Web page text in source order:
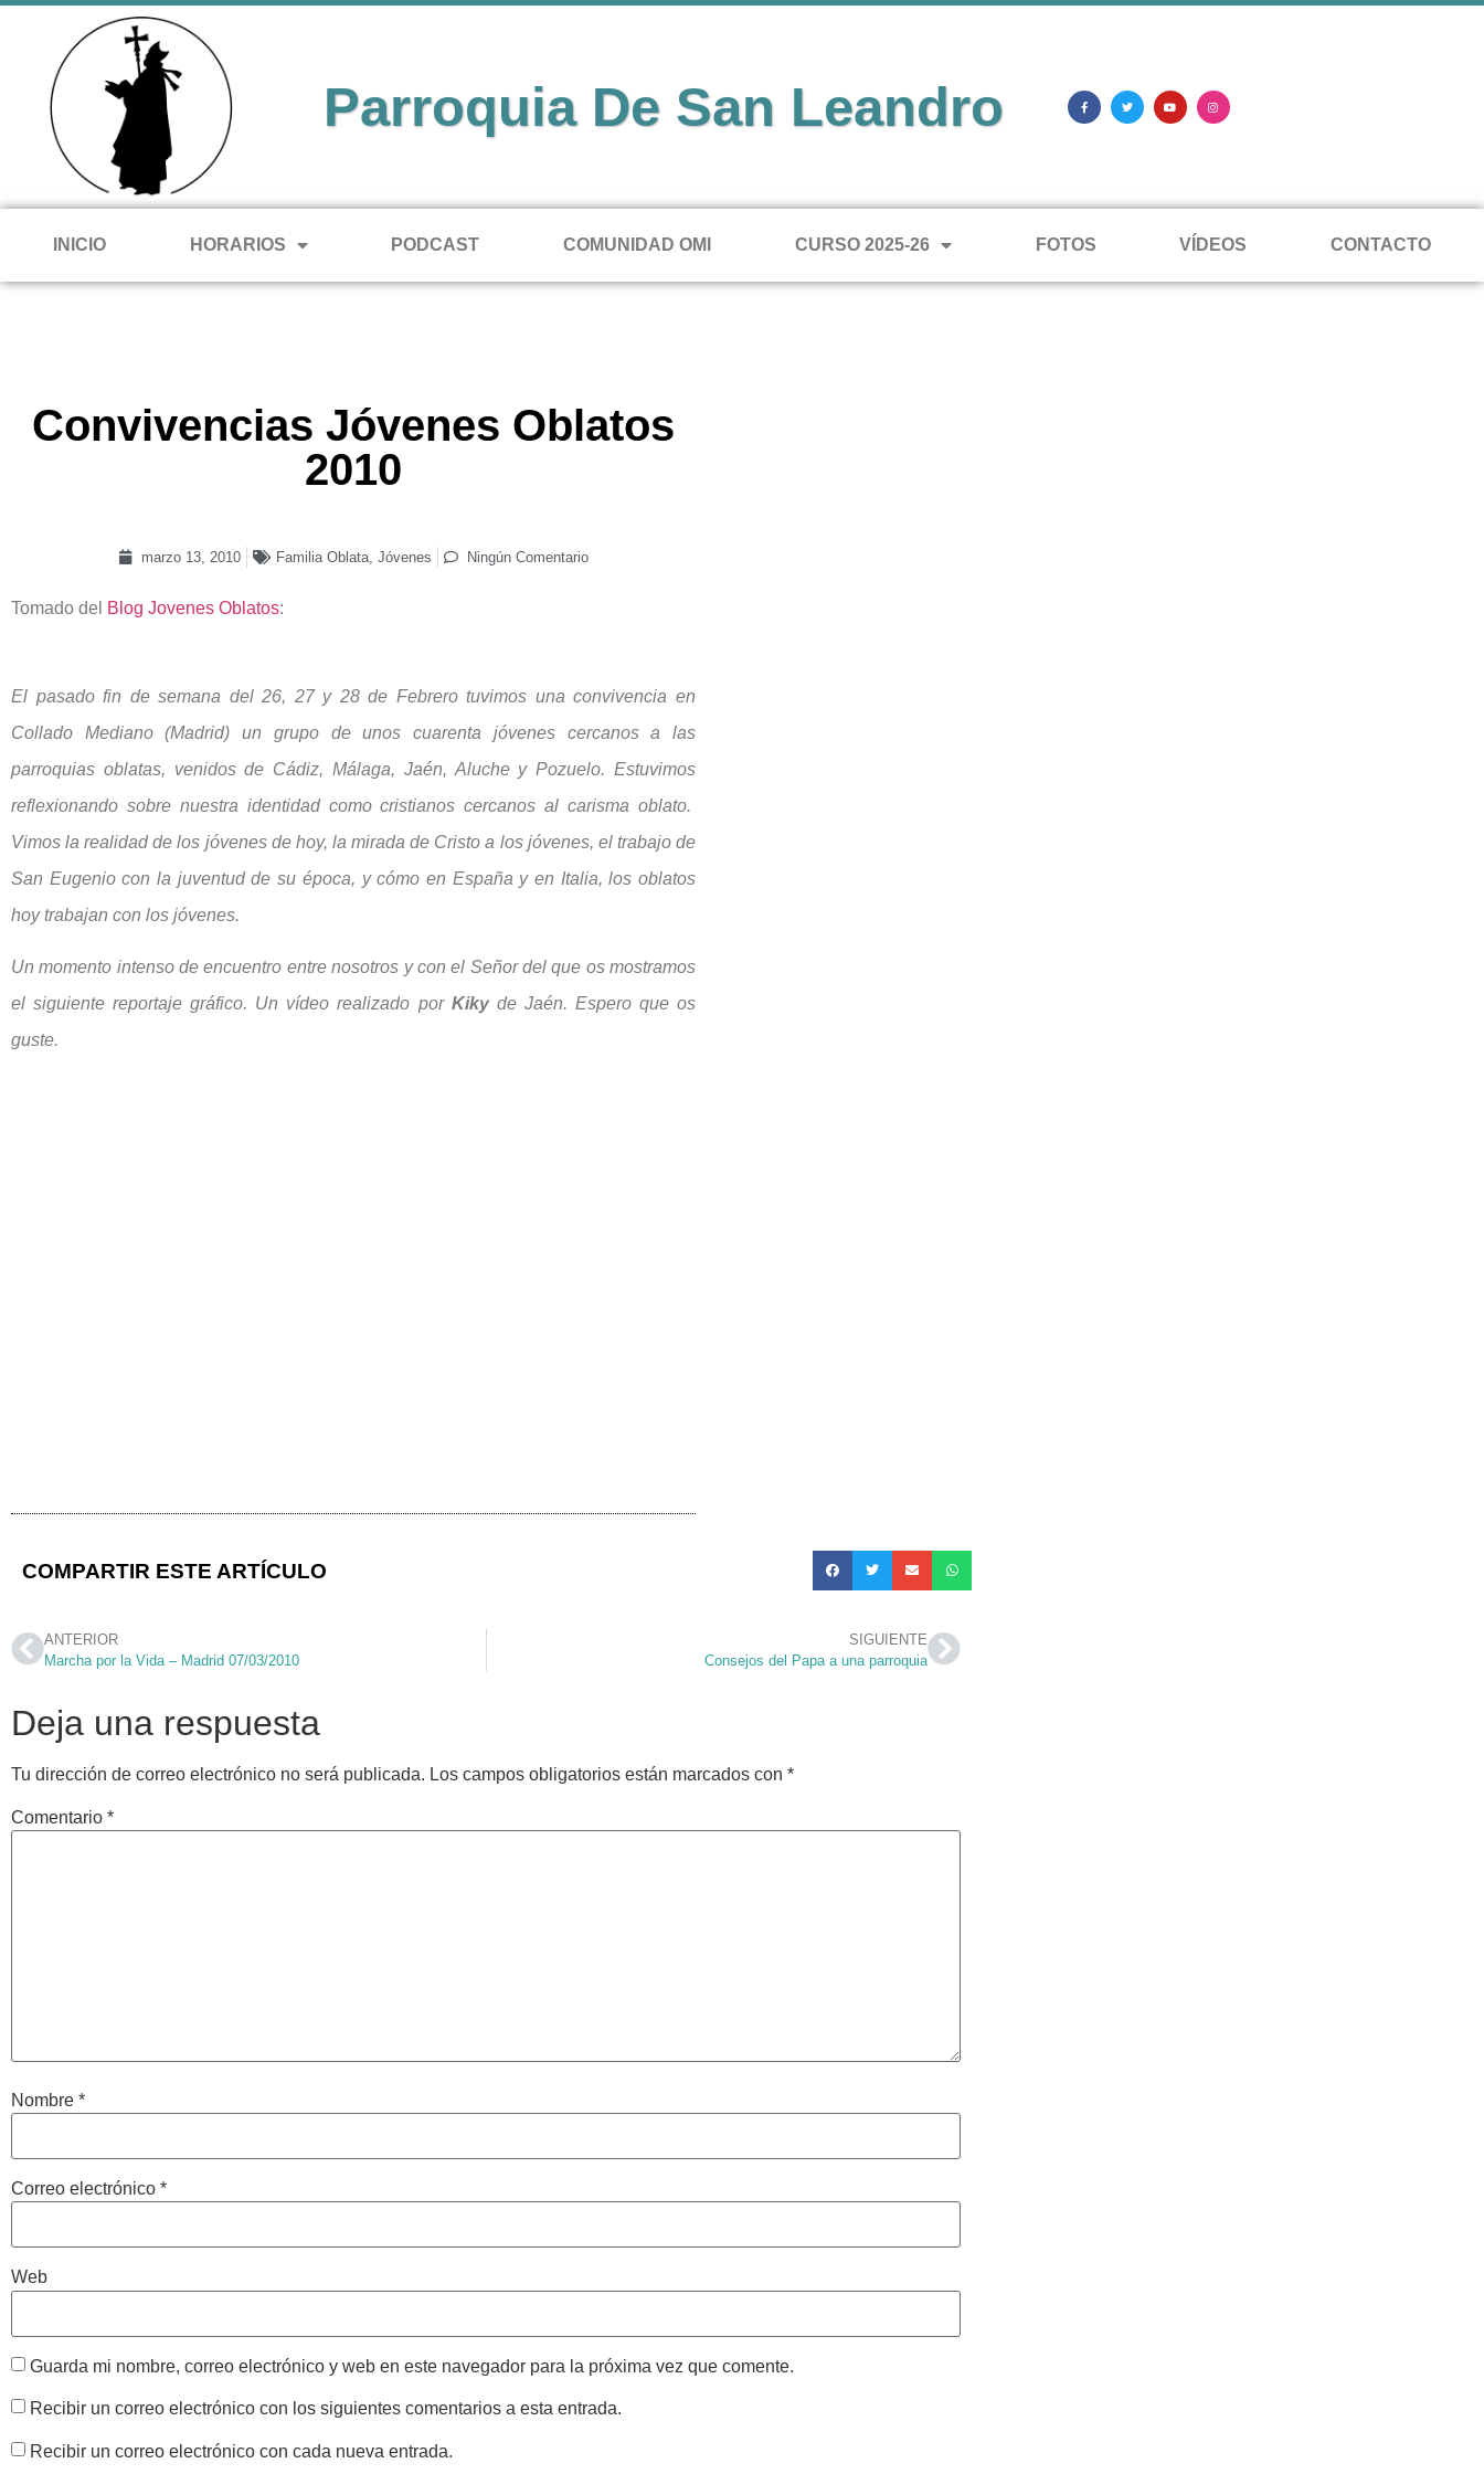
Parroquia De San Leandro
INICIO HORARIOS PODCAST COMUNIDAD OMI CURSO 2025-26 FOTOS VÍDEOS CONTACTO
Convivencias Jóvenes Oblatos
2010
marzo 13, 2010 Familia Oblata Jóvenes Ningún Comentario
Tomado del Blog Jovenes Oblatos:
El pasado fin de semana del 26, 27 y 28 de Febrero tuvimos una convivencia en
Collado Mediano (Madrid) un grupo de unos cuarenta jóvenes cercanos a las
parroquias oblatas, venidos de Cádiz, Málaga, Jaén, Aluche y Pozuelo. Estuvimos
reflexionando sobre nuestra identidad como cristianos cercanos al carisma oblato.
Vimos la realidad de los jóvenes de hoy, la mirada de Cristo a los jóvenes, el trabajo de
San Eugenio con la juventud de su época, y cómo en España y en Italia, los oblatos
hoy trabajan con los jóvenes.
Un momento intenso de encuentro entre nosotros y con el Señor del que os mostramos
el siguiente reportaje gráfico. Un vídeo realizado por Kikyde Jaén. Espero que os
guste.
COMPARTIR ESTE ARTÍCULO
ANTERIOR
Marcha por la Vida – Madrid 07/03/2010
SIGUIENTE
Consejos del Papa a una parroquia
Deja una respuesta
Tu dirección de correo electrónico no será publicada. Los campos obligatorios están marcados con *
Comentario *
Nombre *
Correo electrónico *
Web
Guarda mi nombre, correo electrónico y web en este navegador para la próxima vez que comente.
Recibir un correo electrónico con los siguientes comentarios a esta entrada.
Recibir un correo electrónico con cada nueva entrada.